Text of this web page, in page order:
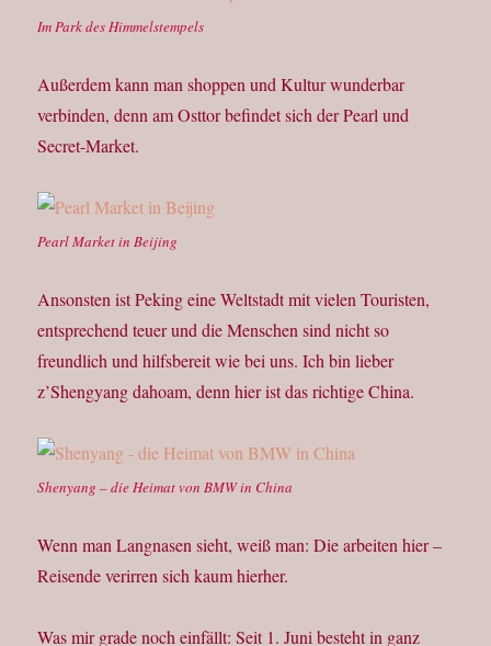
Im Park des Himmelstempels
Außerdem kann man shoppen und Kultur wunderbar
verbinden, denn am Osttor befindet sich der Pearl und
Secret-Market.
Pearl Market in Beijing
Ansonsten ist Peking eine Weltstadt mit vielen Touristen,
entsprechend teuer und die Menschen sind nicht so
freundlich und hilfsbereit wie bei uns. Ich bin lieber
z’Shengyang dahoam, denn hier ist das richtige China.
Shenyang – die Heimat von BMW in China
Wenn man Langnasen sieht, weiß man: Die arbeiten hier –
Reisende verirren sich kaum hierher.
Was mir grade noch einfällt: Seit 1. Juni besteht in ganz